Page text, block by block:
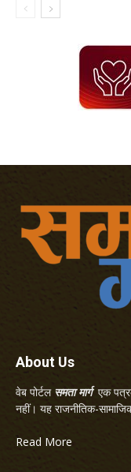
About Us
वेब पोर्टल समता मार्गएक
नहीं। यह राजनीतिक-
Read More